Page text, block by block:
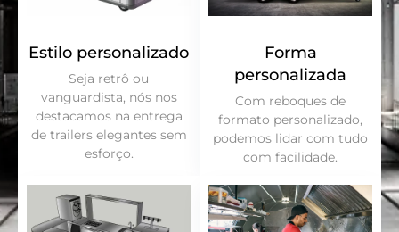
Estilo personalizado
Seja retrô ou
vanguardista, nós nos
destacamos na entrega
de trailers elegantes sem
esforço.
Forma
personalizada
Com reboques de
formato personalizado,
podemos lidar com tudo
com facilidade.